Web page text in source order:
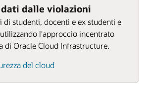
dalle violazioni
di studenti, docenti e ex studenti e
l'approccio incentrato
di Oracle Cloud Infrastructure.
del cloud